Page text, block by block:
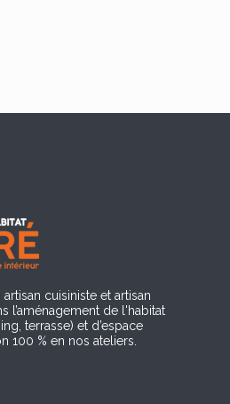
artisan cuisiniste et artisan
l’aménagement de l'habitat
terrasse) et d’espace
100 % en nos ateliers.